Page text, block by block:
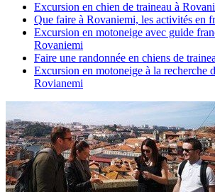
Excursion en chien de traineau à
Que faire à Rovaniemi, les activités en
Excursion en motoneige avec guide
Rovaniemi
Faire une randonnée en chiens de
Excursion en motoneige à la recherche
Rovianemi